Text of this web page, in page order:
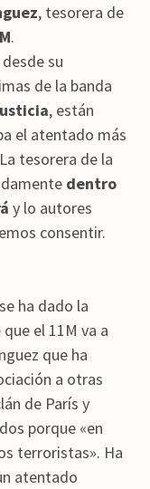
, tesorera de
.
su
de la banda
, están
el atentado más
tesorera de la
dentro
y lo autores
consentir.
ha dado la
el 11M va a
que ha
a otras
de París y
porque «en
terroristas». Ha
atentado